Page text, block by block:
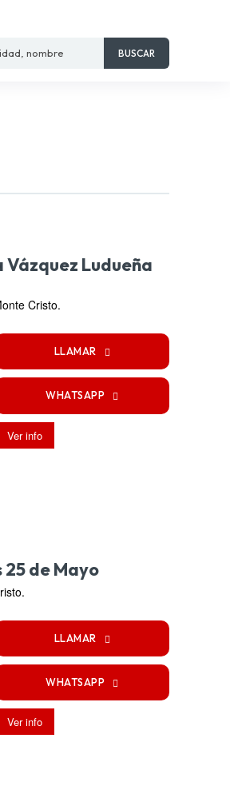
nombre BUSCAR
Ludueña
Cristo.
LLAMAR
WHATSAPP
Ver info
de Mayo
LLAMAR
WHATSAPP
Ver info